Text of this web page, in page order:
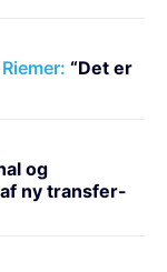
“Det er
og
ny transfer-